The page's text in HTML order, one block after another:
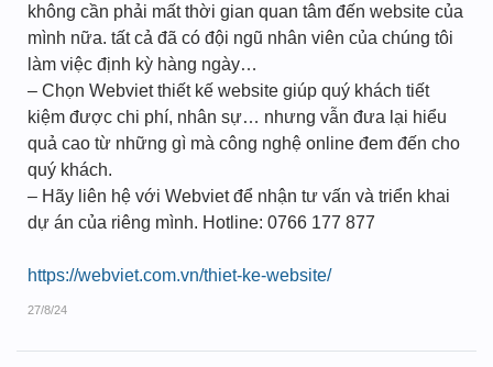
không cần phải mất thời gian quan tâm đến website của
mình nữa. tất cả đã có đội ngũ nhân viên của chúng tôi
làm việc định kỳ hàng ngày…
– Chọn Webviet thiết kế website giúp quý khách tiết
kiệm được chi phí, nhân sự… nhưng vẫn đưa lại hiểu
quả cao từ những gì mà công nghệ online đem đến cho
quý khách.
– Hãy liên hệ với Webviet để nhận tư vấn và triển khai
dự án của riêng mình. Hotline: 0766 177 877
https://webviet.com.vn/thiet-ke-website/
27/8/24